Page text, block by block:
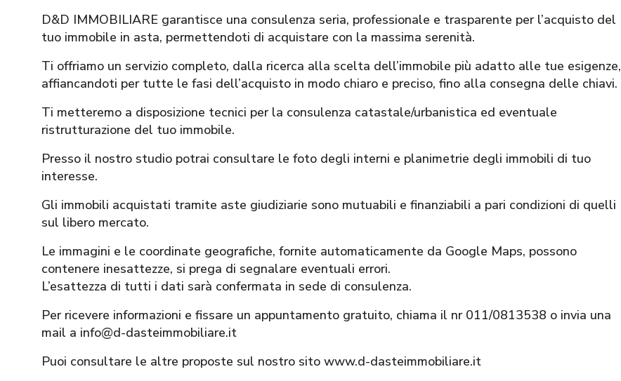
D&D IMMOBILIARE garantisce una consulenza seria, professionale e trasparente per l’acquisto del
tuo immobile in asta, permettendoti di acquistare con la massima serenità.
Ti offriamo un servizio completo, dalla ricerca alla scelta dell’immobile più adatto alle tue esigenze,
affiancandoti per tutte le fasi dell’acquisto in modo chiaro e preciso, fino alla consegna delle chiavi.
Ti metteremo a disposizione tecnici per la consulenza catastale/urbanistica ed eventuale
ristrutturazione del tuo immobile.
Presso il nostro studio potrai consultare le foto degli interni e planimetrie degli immobili di tuo
interesse.
Gli immobili acquistati tramite aste giudiziarie sono mutuabili e finanziabili a pari condizioni di quelli
sul libero mercato.
Le immagini e le coordinate geografiche, fornite automaticamente da Google Maps, possono
contenere inesattezze, si prega di segnalare eventuali errori.
L’esattezza di tutti i dati sarà confermata in sede di consulenza.
Per ricevere informazioni e fissare un appuntamento gratuito, chiama il nr 011/0813538 o invia una
mail a info@d-dasteimmobiliare.it
Puoi consultare le altre proposte sul nostro sito www.d-dasteimmobiliare.it